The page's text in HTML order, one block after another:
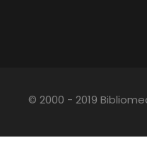
© 2000 - 2019